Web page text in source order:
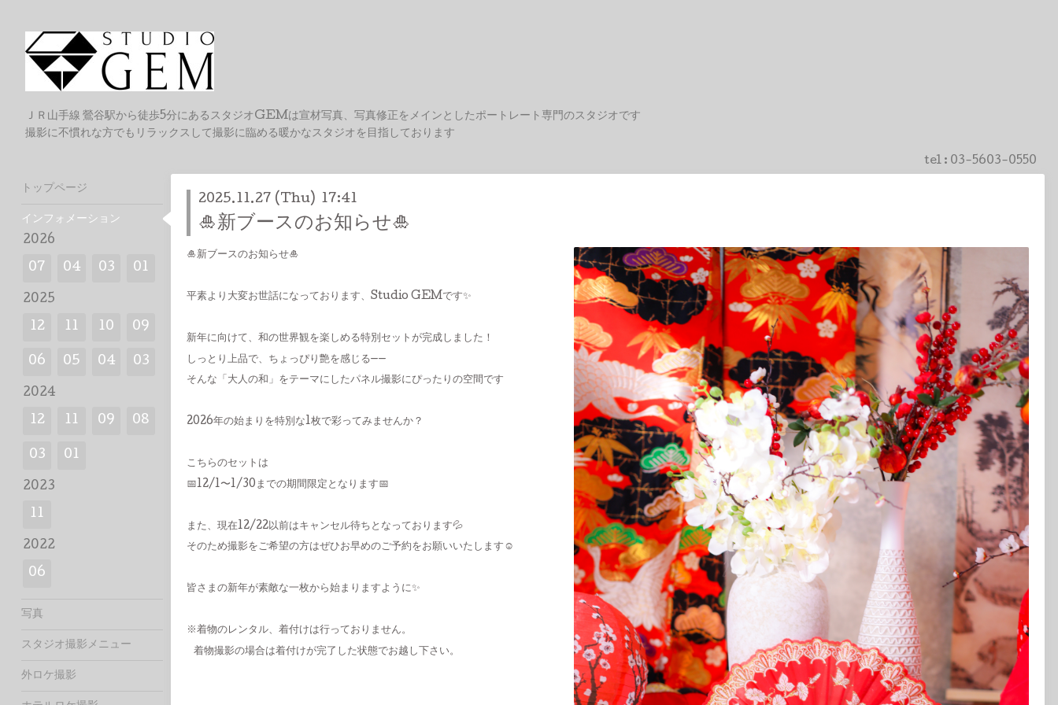
ＪＲ山手線 鶯谷駅から徒歩5分にあるスタジオGEMは宣材写真、写真修正をメインとしたポートレート専門のスタジオです
撮影に不慣れな方でもリラックスして撮影に臨める暖かなスタジオを目指しております
tel : 03-5603-0550
2025.11.27 (Thu) 17:41
🎍新ブースのお知らせ🎍
🎍新ブースのお知らせ🎍
平素より大変お世話になっております、Studio GEMです✨
新年に向けて、和の世界観を楽しめる特別セットが完成しました！
しっとり上品で、ちょっぴり艶を感じる——
そんな「大人の和」をテーマにしたパネル撮影にぴったりの空間です
2026年の始まりを特別な1枚で彩ってみませんか？
こちらのセットは
📅12/1〜1/30までの期間限定となります📅
また、現在12/22以前はキャンセル待ちとなっております💦
そのため撮影をご希望の方はぜひお早めのご予約をお願いいたします☺️
皆さまの新年が素敵な一枚から始まりますように✨
※着物のレンタル、着付けは行っておりません。
着物撮影の場合は着付けが完了した状態でお越し下さい。
トップページ
インフォメーション
2026
07 04 03 01
2025
12 11 10 09
06 05 04 03
2024
12 11 09 08
03 01
2023
11
2022
06
写真
スタジオ撮影メニュー
外ロケ撮影